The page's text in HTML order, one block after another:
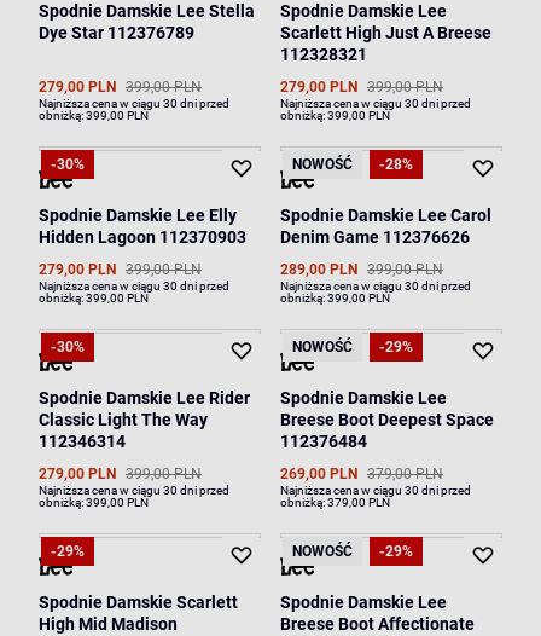
Spodnie Damskie Lee Stella
Dye Star 112376789
279,00 PLN 399,00 PLN
Najniższa cena w ciągu 30 dni przed
obniżką:399,00 PLN
Spodnie Damskie Lee
Scarlett High Just A Breese
112328321
279,00 PLN 399,00 PLN
Najniższa cena w ciągu 30 dni przed
obniżką:399,00 PLN
-30%
Spodnie Damskie Lee Elly
Hidden Lagoon 112370903
279,00 PLN 399,00 PLN
Najniższa cena w ciągu 30 dni przed
obniżką:399,00 PLN
NOWOŚĆ -28%
Spodnie Damskie Lee Carol
Denim Game 112376626
289,00 PLN 399,00 PLN
Najniższa cena w ciągu 30 dni przed
obniżką:399,00 PLN
-30%
Spodnie Damskie Lee Rider
Classic Light The Way
112346314
279,00 PLN 399,00 PLN
Najniższa cena w ciągu 30 dni przed
obniżką:399,00 PLN
NOWOŚĆ -29%
Spodnie Damskie Lee
Breese Boot Deepest Space
112376484
269,00 PLN 379,00 PLN
Najniższa cena w ciągu 30 dni przed
obniżką:379,00 PLN
-29%
Spodnie Damskie Scarlett
High Mid Madison
NOWOŚĆ -29%
Spodnie Damskie Lee
Breese Boot Affectionate